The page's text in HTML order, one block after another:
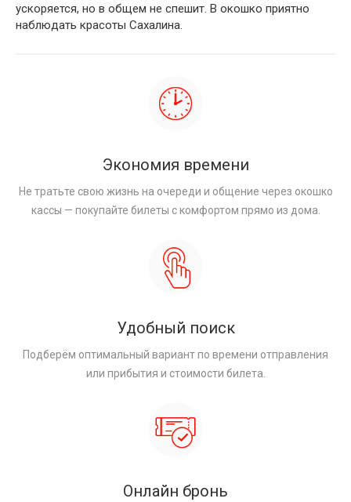
ускоряется, но в общем не спешит. В окошко приятно
наблюдать красоты Сахалина.
Экономия времени
Не тратьте свою жизнь на очереди и общение через окошко
кассы — покупайте билеты с комфортом прямо из дома.
Удобный поиск
Подберём оптимальный вариант по времени отправления
или прибытия и стоимости билета.
Онлайн бронь